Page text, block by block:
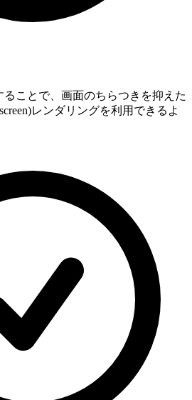
ことで、画面のちらつきを抑えた
レンダリングを利用できるよ